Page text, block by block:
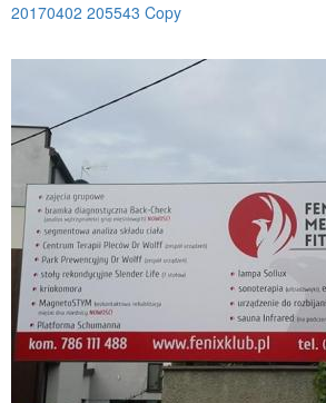
20170402 205543 Copy